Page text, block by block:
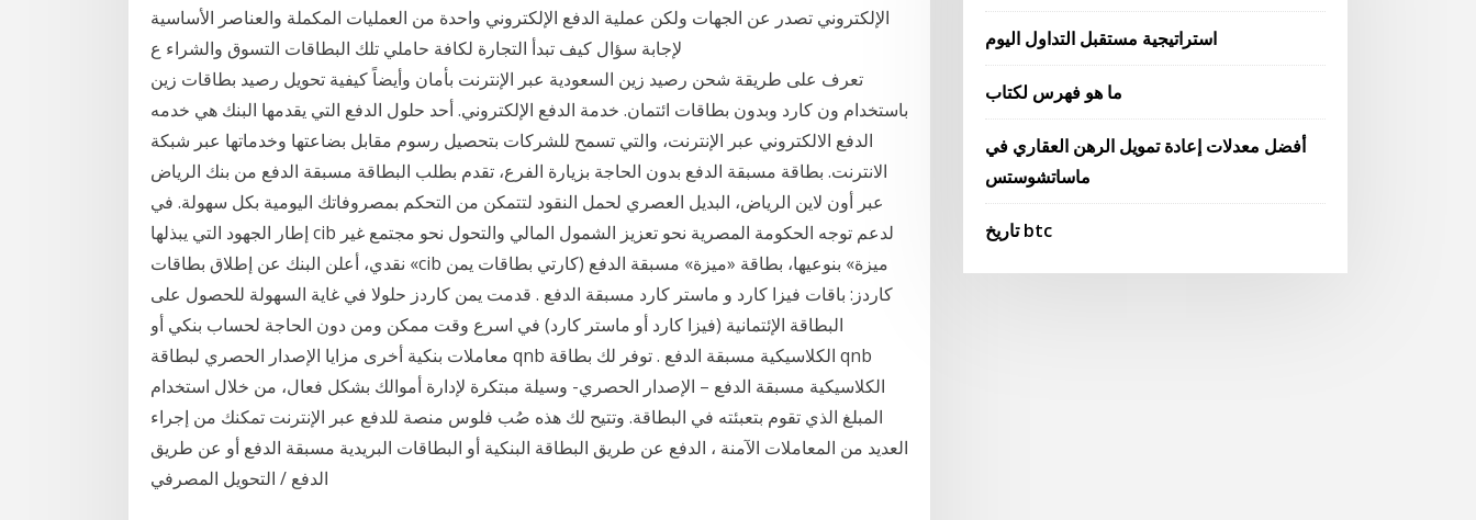
الإلكتروني تصدر عن الجهات ولكن عملية الدفع الإلكتروني واحدة من العمليات المكملة والعناصر الأساسية
لإجابة سؤال كيف تبدأ التجارة لكافة حاملي تلك البطاقات التسوق والشراء ع
تعرف على طريقة شحن رصيد زين السعودية عبر الإنترنت بأمان وأيضاً كيفية تحويل رصيد بطاقات زين
باستخدام ون كارد وبدون بطاقات ائتمان. خدمة الدفع الإلكتروني. أحد حلول الدفع التي يقدمها البنك هي خدمه
الدفع الالكتروني عبر الإنترنت، والتي تسمح للشركات بتحصيل رسوم مقابل بضاعتها وخدماتها عبر شبكة
الانترنت. بطاقة مسبقة الدفع بدون الحاجة بزيارة الفرع، تقدم بطلب البطاقة مسبقة الدفع من بنك الرياض
عبر أون لاين الرياض، البديل العصري لحمل النقود لتتمكن من التحكم بمصروفاتك اليومية بكل سهولة. في
إطار الجهود التي يبذلها cib لدعم توجه الحكومة المصرية نحو تعزيز الشمول المالي والتحول نحو مجتمع غير
نقدي، أعلن البنك عن إطلاق بطاقات «cib ميزة» بنوعيها، بطاقة «ميزة» مسبقة الدفع (كارتي بطاقات يمن
كاردز: باقات فيزا كارد و ماستر كارد مسبقة الدفع . قدمت يمن كاردز حلولا في غاية السهولة للحصول على
البطاقة الإئتمانية (فيزا كارد أو ماستر كارد) في اسرع وقت ممكن ومن دون الحاجة لحساب بنكي أو
معاملات بنكية أخرى مزايا الإصدار الحصري لبطاقة qnb الكلاسيكية مسبقة الدفع . توفر لك بطاقة qnb
الكلاسيكية مسبقة الدفع – الإصدار الحصري- وسيلة مبتكرة لإدارة أموالك بشكل فعال، من خلال استخدام
المبلغ الذي تقوم بتعبئته في البطاقة. وتتيح لك هذه صُب فلوس منصة للدفع عبر الإنترنت تمكنك من إجراء
العديد من المعاملات الآمنة ، الدفع عن طريق البطاقة البنكية أو البطاقات البريدية مسبقة الدفع أو عن طريق
الدفع / التحويل المصرفي
استراتيجية مستقبل التداول اليوم
ما هو فهرس لكتاب
أفضل معدلات إعادة تمويل الرهن العقاري في
ماساتشوستس
تاريخ btc